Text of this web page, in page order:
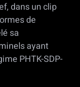
dans un clip
de
sa
ayant
PHTK-SDP-